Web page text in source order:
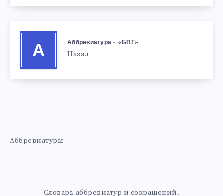
А
Аббревиатура – «БПГ»
Назад
Аббревиатуры
Словарь аббревиатур и сокращений.